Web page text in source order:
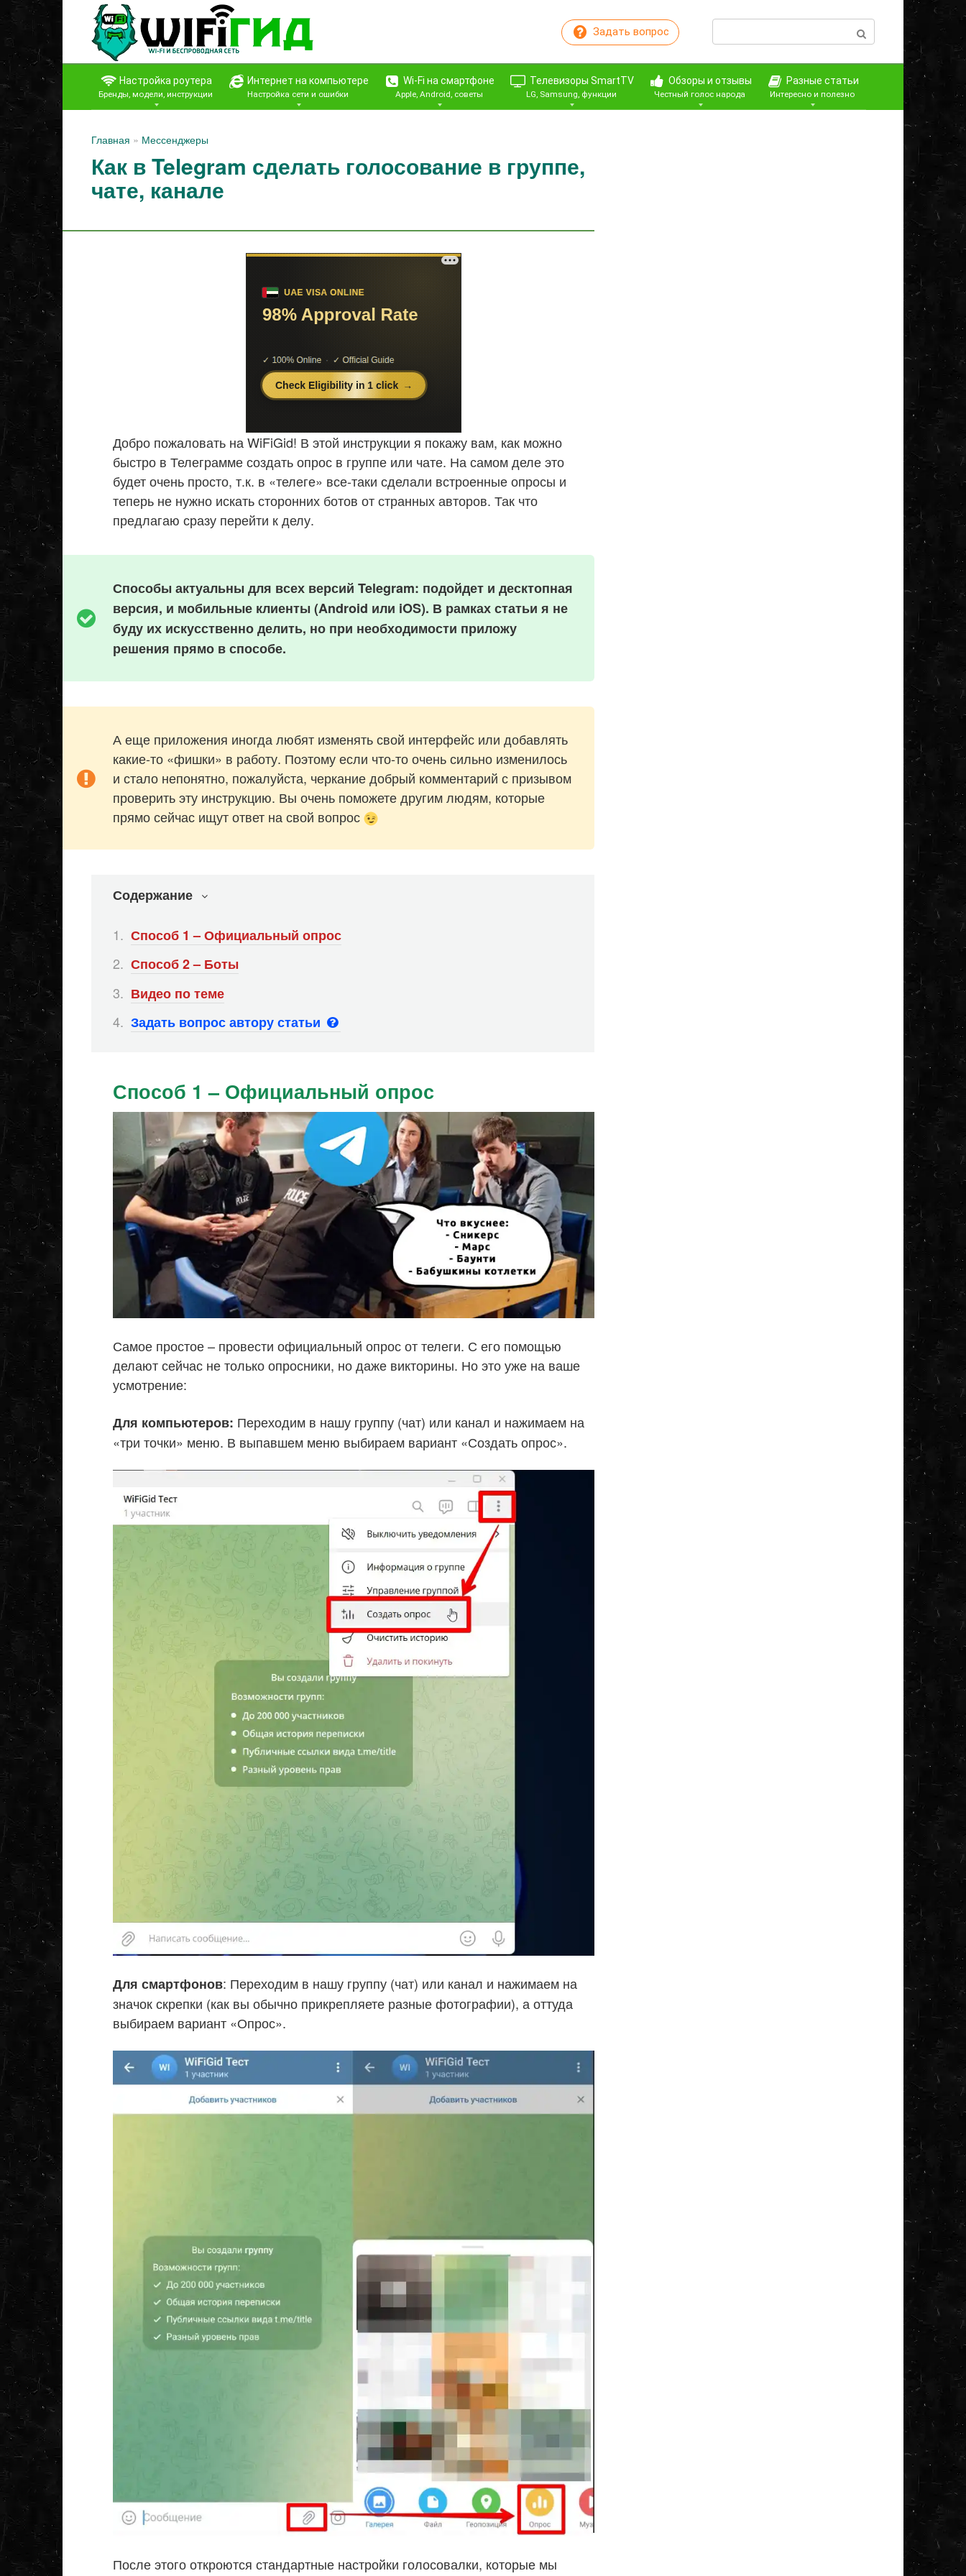
Перейти
контенту
Задать вопрос Поиск:
Настройка роутера
Бренды, модели, инструкции
Интернет на компьютере
Настройка сети и ошибки
Wi-Fi на смартфоне
Apple, Android, советы
Телевизоры SmartTV
LG, Samsung, функции
Обзоры и отзывы
Честный голос народа
Разные статьи
Интересно и полезно
Главная » Мессенджеры
Как в Telegram сделать голосование в группе,
чате, канале
Добро пожаловать на WiFiGid! В этой инструкции я покажу вам, как можно
быстро в Телеграмме создать опрос в группе или чате. На самом деле это
будет очень просто, т.к. в «телеге» все-таки сделали встроенные опросы и
теперь не нужно искать сторонних ботов от странных авторов. Так что
предлагаю сразу перейти к делу.
Способы актуальны для всех версий Telegram: подойдет и десктопная
версия, и мобильные клиенты (Android или iOS). В рамках статьи я не
буду их искусственно делить, но при необходимости приложу
решения прямо в способе.
А еще приложения иногда любят изменять свой интерфейс или добавлять
какие-то «фишки» в работу. Поэтому если что-то очень сильно изменилось
и стало непонятно, пожалуйста, черкание добрый комментарий с призывом
проверить эту инструкцию. Вы очень поможете другим людям, которые
прямо сейчас ищут ответ на свой вопрос
Содержание
Способ 1 – Официальный опрос
Способ 2 – Боты
Видео по теме
Задать вопрос автору статьи
Способ 1 – Официальный опрос
Самое простое – провести официальный опрос от телеги. С его помощью
делают сейчас не только опросники, но даже викторины. Но это уже на ваше
усмотрение:
Для компьютеров: Переходим в нашу группу (чат) или канал и нажимаем на
«три точки» меню. В выпавшем меню выбираем вариант «Создать опрос».
Для смартфонов: Переходим в нашу группу (чат) или канал и нажимаем на
значок скрепки (как вы обычно прикрепляете разные фотографии), а оттуда
выбираем вариант «Опрос».
После этого откроются стандартные настройки голосовалки, которые мы